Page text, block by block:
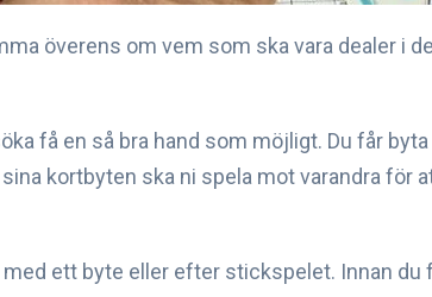
överens om vem som ska vara dealer i
få en så bra hand som möjligt. Du får
kortbyten ska ni spela mot varandra
ett byte eller efter stickspelet. Innan